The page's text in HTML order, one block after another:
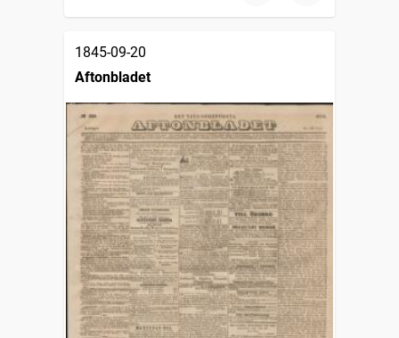
1845-09-20
Aftonbladet